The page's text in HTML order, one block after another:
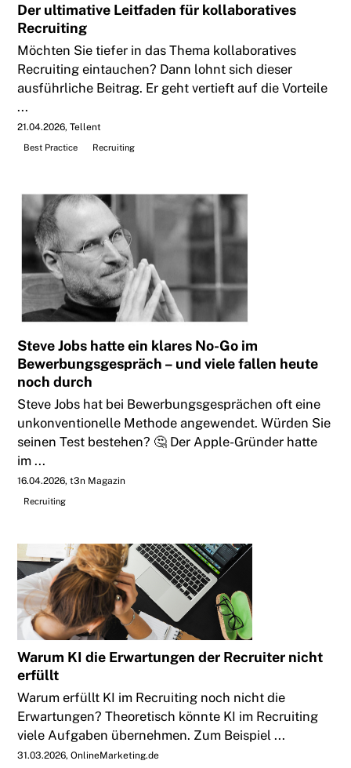
Der ultimative Leitfaden für kollaboratives
Recruiting
Möchten Sie tiefer in das Thema kollaboratives
Recruiting eintauchen? Dann lohnt sich dieser
ausführliche Beitrag. Er geht vertieft auf die Vorteile
...
21.04.2026 Tellent
Best Practice
Recruiting
Steve Jobs hatte ein klares No-Go im
Bewerbungsgespräch – und viele fallen heute
noch durch
Steve Jobs hat bei Bewerbungsgesprächen oft eine
unkonventionelle Methode angewendet. Würden Sie
seinen Test bestehen? 🤔 Der Apple-Gründer hatte
im ...
16.04.2026 t3n Magazin
Recruiting
Warum KI die Erwartungen der Recruiter nicht
erfüllt
Warum erfüllt KI im Recruiting noch nicht die
Erwartungen? Theoretisch könnte KI im Recruiting
viele Aufgaben übernehmen. Zum Beispiel ...
31.03.2026 OnlineMarketing.de